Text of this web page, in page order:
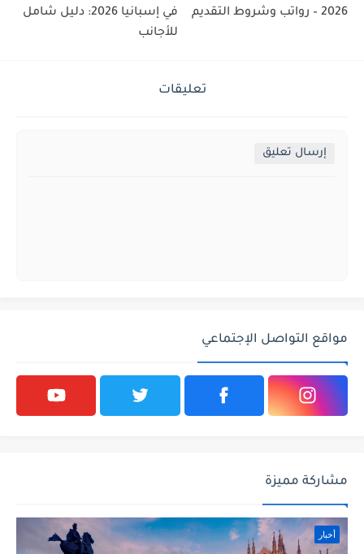
2026 – رواتب وشروط التقديم
في إسبانيا 2026: دليل شامل
للأجانب
تعليقات
إرسال تعليق
مواقع التواصل الإجتماعي
مشاركة مميزة
أخبار